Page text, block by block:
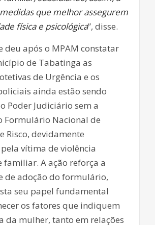
que melhor assegurem
física e psicológica”, disse.
deu após o MPAM constatar
de Tabatinga as
de Urgência e os
ainda estão sendo
Poder Judiciário sem a
Formulário Nacional de
Risco, devidamente
vítima de violência
familiar. A ação reforça a
de adoção do formulário,
seu papel fundamental
os fatores que indiquem
da mulher, tanto em relações